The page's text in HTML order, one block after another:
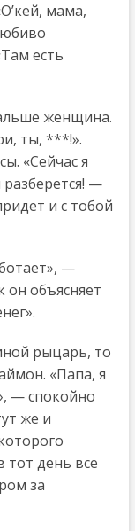
мама,
есть
женщина.
ты, ***!».
«Сейчас я
—
и с тобой
—
он объясняет
рыцарь, то
«Папа, я
— спокойно
же и
тот день все
за